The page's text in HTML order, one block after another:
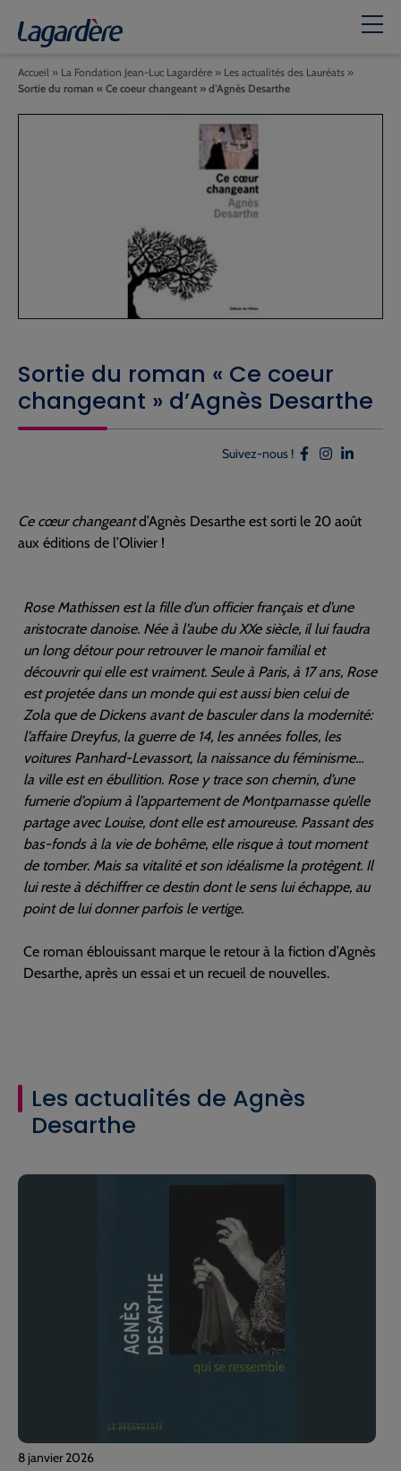
Sortie du roman « Ce coeur
changeant » d’Agnès Desarthe
Accueil » La Fondation Jean-Luc Lagardère » Les actualités des Lauréats »
Sortie du roman « Ce coeur changeant » d’Agnès Desarthe
Suivez-nous !
Ce cœur changeantd’Agnès Desarthe est sorti le 20 août
aux éditions de l’Olivier !
Rose Mathissen est la fille d’un officier français et d’une
aristocrate danoise. Née à l’aube du XXe siècle, il lui faudra
un long détour pour retrouver le manoir familial et
découvrir qui elle est vraiment. Seule à Paris, à 17 ans, Rose
est projetée dans un monde qui est aussi bien celui de
Zola que de Dickens avant de basculer dans la modernité:
l’affaire Dreyfus, la guerre de 14, les années folles, les
voitures Panhard-Levassort, la naissance du féminisme…
la ville est en ébullition. Rose y trace son chemin, d’une
fumerie d’opium à l’appartement de Montparnasse qu’elle
partage avec Louise, dont elle est amoureuse. Passant des
bas-fonds à la vie de bohême, elle risque à tout moment
de tomber. Mais sa vitalité et son idéalisme la protègent. Il
lui reste à déchiffrer ce destin dont le sens lui échappe, au
point de lui donner parfois le vertige.
Ce roman éblouissant marque le retour à la fiction d’Agnès
Desarthe, après un essai et un recueil de nouvelles.
Les actualités de Agnès
Desarthe
8 janvier 2026